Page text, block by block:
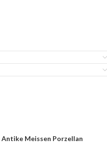
Antike Meissen Porzellan